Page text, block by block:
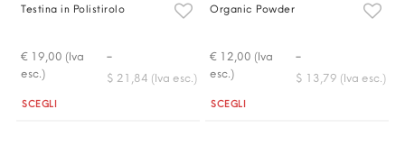
Testina in Polistirolo
€ 19,00 (Iva
esc.)
-
$ 21,84 (Iva esc.)
Quantità
SCEGLI
Organic Powder
€ 12,00 (Iva
esc.)
-
$ 13,79 (Iva esc.)
Quantità
SCEGLI